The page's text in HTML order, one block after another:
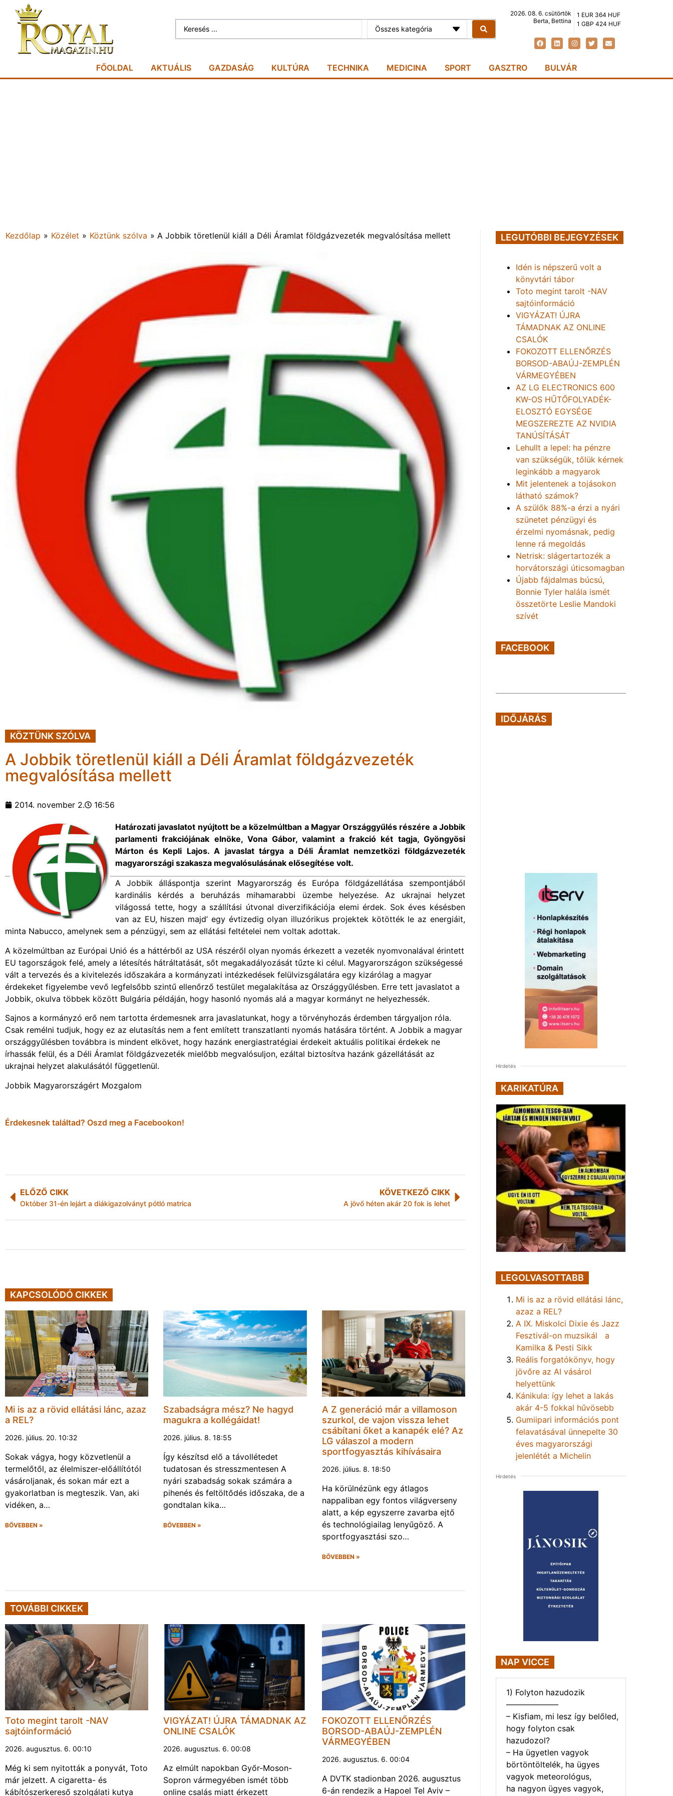
Összes kategória
2026. 08. 6. csütörtök
Berta, Bettina
1 EUR 364 HUF
1 GBP 424 HUF
FŐOLDAL AKTUÁLIS GAZDASÁG KULTÚRA TECHNIKA MEDICINA SPORT GASZTRO BULVÁR
Kezdőlap » Közélet » Köztünk szólva » A Jobbik töretlenül kiáll a Déli Áramlat földgázvezeték megvalósítása mellett
KÖZTÜNK SZÓLVA
A Jobbik töretlenül kiáll a Déli Áramlat földgázvezeték
megvalósítása mellett
2014. november 2. 16:56
Határozati javaslatot nyújtott be a közelmúltban a Magyar Országgyűlés részére a Jobbik
parlamenti frakciójának elnöke, Vona Gábor, valamint a frakció két tagja, Gyöngyösi
Márton és Kepli Lajos. A javaslat tárgya a Déli Áramlat nemzetközi földgázvezeték
magyarországi szakasza megvalósulásának elősegítése volt.
A Jobbik álláspontja szerint Magyarország és Európa földgázellátása szempontjából
kardinális kérdés a beruházás mihamarabbi üzembe helyezése. Az ukrajnai helyzet
világossá tette, hogy a szállítási útvonal diverzifikációja elemi érdek. Sok éves késésben
van az EU, hiszen majd’ egy évtizedig olyan illuzórikus projektek kötötték le az energiáit,
minta Nabucco, amelynek sem a pénzügyi, sem az ellátási feltételei nem voltak adottak.
A közelmúltban az Európai Unió és a háttérből az USA részéről olyan nyomás érkezett a vezeték nyomvonalával érintett
EU tagországok felé, amely a létesítés hátráltatását, sőt megakadályozását tűzte ki célul. Magyarországon szükségessé
vált a tervezés és a kivitelezés időszakára a kormányzati intézkedések felülvizsgálatára egy kizárólag a magyar
érdekeket figyelembe vevő legfelsőbb szintű ellenőrző testület megalakítása az Országgyűlésben. Erre tett javaslatot a
Jobbik, okulva többek között Bulgária példáján, hogy hasonló nyomás alá a magyar kormányt ne helyezhessék.
Sajnos a kormányzó erő nem tartotta érdemesnek arra javaslatunkat, hogy a törvényhozás érdemben tárgyaljon róla.
Csak remélni tudjuk, hogy ez az elutasítás nem a fent említett transzatlanti nyomás hatására történt. A Jobbik a magyar
országgyűlésben továbbra is mindent elkövet, hogy hazánk energiastratégiai érdekeit aktuális politikai érdekek ne
írhassák felül, és a Déli Áramlat földgázvezeték mielőbb megvalósuljon, ezáltal biztosítva hazánk gázellátását az
ukrajnai helyzet alakulásától függetlenül.
Jobbik Magyarországért Mozgalom
Érdekesnek találtad? Oszd meg a Facebookon!
ELŐZŐ CIKK
Október 31-én lejárt a diákigazolványt pótló matrica
KÖVETKEZŐ CIKK
A jövő héten akár 20 fok is lehet
KAPCSOLÓDÓ CIKKEK
Mi is az a rövid ellátási lánc, azaz
a REL?
2026. július. 20. 10:32
Sokak vágya, hogy közvetlenül a
termelőtől, az élelmiszer-előállítótól
vásároljanak, és sokan már ezt a
gyakorlatban is megteszik. Van, aki
vidéken, a…
BŐVEBBEN »
Szabadságra mész? Ne hagyd
magukra a kollégáidat!
2026. július. 8. 18:55
Így készítsd elő a távollétedet
tudatosan és stresszmentesen A
nyári szabadság sokak számára a
pihenés és feltöltődés időszaka, de a
gondtalan kika…
BŐVEBBEN »
A Z generáció már a villamoson
szurkol, de vajon vissza lehet
csábítani őket a kanapék elé? Az
LG válaszol a modern
sportfogyasztás kihívásaira
2026. július. 8. 18:50
Ha körülnézünk egy átlagos
nappaliban egy fontos világverseny
alatt, a kép egyszerre zavarba ejtő
és technológiailag lenyűgöző. A
sportfogyasztási szo…
BŐVEBBEN »
TOVÁBBI CIKKEK
Toto megint tarolt -NAV
sajtóinformáció
2026. augusztus. 6. 00:10
Még ki sem nyitották a ponyvát, Toto
már jelzett. A cigaretta- és
kábítószerkereső szolgálati kutya
VIGYÁZAT! ÚJRA TÁMADNAK AZ
ONLINE CSALÓK
2026. augusztus. 6. 00:08
Az elmúlt napokban Győr-Moson-
Sopron vármegyében ismét több
online csalás miatt érkezett
FOKOZOTT ELLENŐRZÉS
BORSOD-ABAÚJ-ZEMPLÉN
VÁRMEGYÉBEN
2026. augusztus. 6. 00:04
A DVTK stadionban 2026. augusztus
6-án rendezik a Hapoel Tel Aviv –
LEGUTÓBBI BEJEGYZÉSEK
Idén is népszerű volt a
könyvtári tábor
Toto megint tarolt -NAV
sajtóinformáció
VIGYÁZAT! ÚJRA
TÁMADNAK AZ ONLINE
CSALÓK
FOKOZOTT ELLENŐRZÉS
BORSOD-ABAÚJ-ZEMPLÉN
VÁRMEGYÉBEN
AZ LG ELECTRONICS 600
KW-OS HŰTŐFOLYADÉK-
ELOSZTÓ EGYSÉGE
MEGSZEREZTE AZ NVIDIA
TANÚSÍTÁSÁT
Lehullt a lepel: ha pénzre
van szükségük, tőlük kérnek
leginkább a magyarok
Mit jelentenek a tojásokon
látható számok?
A szülők 88%-a érzi a nyári
szünetet pénzügyi és
érzelmi nyomásnak, pedig
lenne rá megoldás
Netrisk: slágertartozék a
horvátországi úticsomagban
Újabb fájdalmas búcsú,
Bonnie Tyler halála ismét
összetörte Leslie Mandoki
szívét
FACEBOOK
IDŐJÁRÁS
Hirdetés
KARIKATÚRA
LEGOLVASOTTABB
Mi is az a rövid ellátási lánc,
azaz a REL?
A IX. Miskolci Dixie és Jazz
Fesztivál-on muzsikál a
Kamilka & Pesti Sikk
Reális forgatókönyv, hogy
jövőre az AI vásárol
helyettünk
Kánikula: így lehet a lakás
akár 4-5 fokkal hűvösebb
Gumiipari információs pont
felavatásával ünnepelte 30
éves magyarországi
jelenlétét a Michelin
Hirdetés
NAP VICCE
1) Folyton hazudozik
——————–
– Kisfiam, mi lesz így belőled,
hogy folyton csak
hazudozol?
– Ha ügyetlen vagyok
börtöntöltelék, ha ügyes
vagyok meteorológus,
ha nagyon ügyes vagyok,